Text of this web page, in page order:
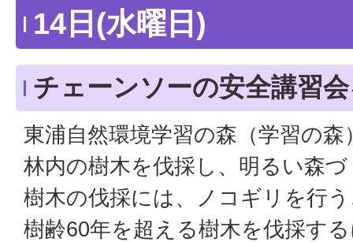
14日(水曜日)
チェーンソーの安全講習
東浦自然環境学習の森（学習の
林内の樹木を伐採し、明るい森
樹木の伐採には、ノコギリを行
樹齢60年を超える樹木を伐採す